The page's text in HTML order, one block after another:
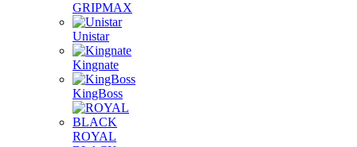
GRIPMAX
Unistar
Kingnate
KingBoss
ROYAL